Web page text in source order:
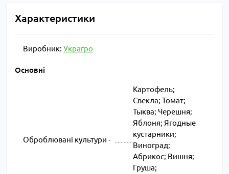
Характеристики
Виробник: Украгро
Основні
Оброблювані культури -
Картофель;
Свекла; Томат;
Тыква; Черешня;
Яблоня; Ягодные
кустарники;
Виноград;
Абрикос; Вишня;
Груша;